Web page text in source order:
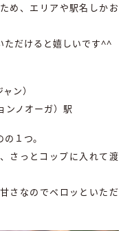
め、エリアや駅名しかお
ただけると嬉しいです^^
ン）
ンノオーガ）駅
１つ。
さっとコップに入れて渡
さなのでペロッといただ